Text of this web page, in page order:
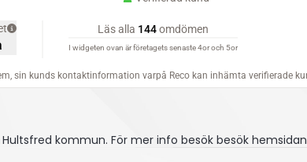
kommun. För mer info besök besök hemsidan